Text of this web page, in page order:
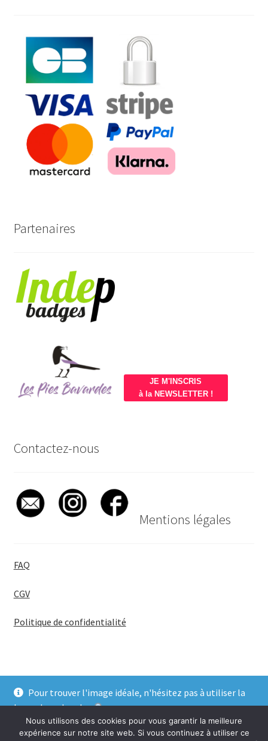
Pour trouver l'image idéale, n'hésitez pas à utiliser la
barre de recherche
Ignorer
Partenaires
JE M'INSCRIS
à la NEWSLETTER !
Contactez-nous
Mentions légales
FAQ
CGV
Politique de confidentialité
© BadgeGirl® 2026
Nous utilisons des cookies pour vous garantir la meilleure
expérience sur notre site web. Si vous continuez à utiliser ce